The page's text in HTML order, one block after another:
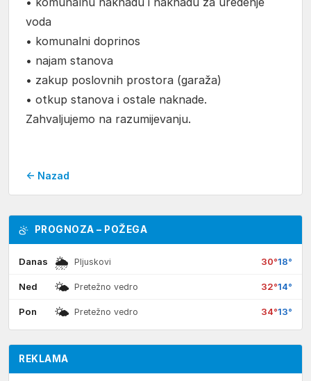
voda
• komunalni doprinos
• najam stanova
• zakup poslovnih prostora (garaža)
• otkup stanova i ostale naknade.
Zahvaljujemo na razumijevanju.
← Nazad
PROGNOZA – POŽEGA
Danas 🌦 Pljuskovi 30°18°
Ned 🌤 Pretežno vedro 32°14°
Pon 🌤 Pretežno vedro 34°13°
REKLAMA